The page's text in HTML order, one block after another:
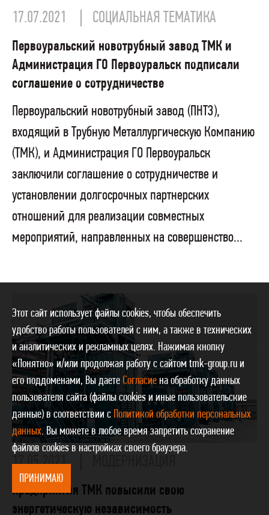
17.07.2021 СОЦИАЛЬНАЯ ТЕМАТИКА
Первоуральский новотрубный завод ТМК и
Администрация ГО Первоуральск подписали
соглашение о сотрудничестве
Первоуральский новотрубный завод (ПНТЗ),
входящий в Трубную Металлургическую Компанию
(ТМК), и Администрация ГО Первоуральск
заключили соглашение о сотрудничестве и
установлении долгосрочных партнерских
отношений для реализации совместных
мероприятий, направленных на совершенство...
17.05.2021
Предприятия ТМК повысили свою
энергетическую независимость
Этот сайт использует файлы cookies, чтобы обеспечить
удобство работы пользователей с ним, а также в технических
и аналитических и рекламных целях. Нажимая кнопку
«Понятно» и/или продолжая работу с сайтом tmk-group.ru и
его поддоменами, Вы даете Согласие на обработку данных
пользователя сайта (файлы cookies и иные пользовательские
данные) в соответствии с Политикой обработки персональных
данных. Вы можете в любое время запретить сохранение
файлов cookies в настройках своего браузера.
ПРИНИМАЮ